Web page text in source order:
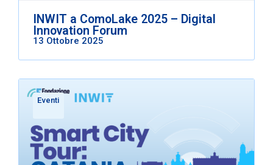
INWIT a ComoLake 2025 – Digital
Innovation Forum
13 Ottobre 2025
Eventi